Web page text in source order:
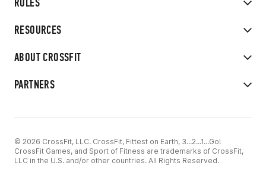
RESOURCES
ABOUT CROSSFIT
PARTNERS
© 2026 CrossFit, LLC. CrossFit, Fittest on Earth, 3...2...1...Go!
CrossFit Games, and Sport of Fitness are trademarks of CrossFit,
LLC in the U.S. and/or other countries. All Rights Reserved.